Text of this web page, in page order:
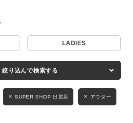
LADIES KIDS
LADIES
絞り込んで検索する
SUPER SHOP 出雲店 アウター